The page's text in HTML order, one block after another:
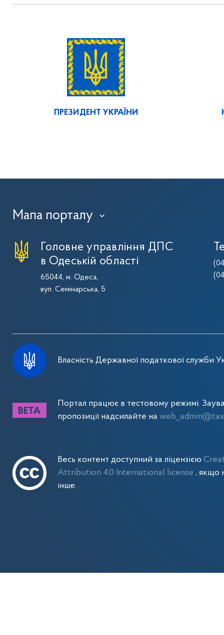
ПРЕЗИДЕНТ УКРАЇНИ
Мапа порталу ›
Головне управління ДПС
в Одеській області
65044, м. Одеса,
вул. Семінарська, 5
Власність Державної податкової служби
Портал працює в тестовому режимі.
пропозиції надсилайте на
Весь контент доступний за ліцензією
Attribution 4.0 International license , якщо
інше.